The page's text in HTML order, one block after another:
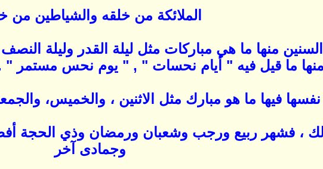
الملائكة من خلقه والشياطين من
السنين منها ما هي مباركات مثل ليلة القدر وليلة
ما قيل فيه " أيام نحسات " , " يوم نحس مستمر " ..
نفسها فيها ما هو مبارك مثل الاثنين ، والخميس،
، فشهر ربيع ورجب وشعبان ورمضان وذي الحجة
وجمادى آخر